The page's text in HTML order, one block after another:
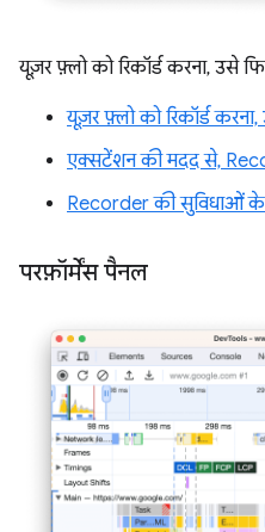
यूज़र फ़्लो को रिकॉर्ड करना, उसे
यूज़र फ़्लो को रिकॉर्ड
एक्सटेंशन की मदद से,
Recorder की सुविधाओं के
परफ़ॉर्मेंस पैनल